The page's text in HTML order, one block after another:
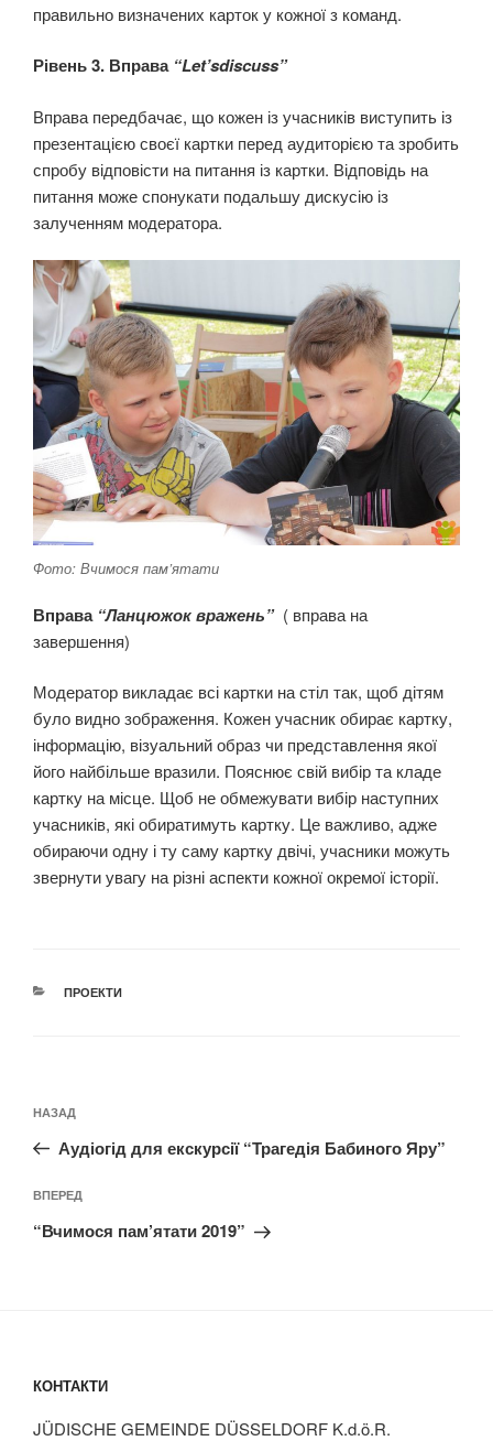
правильно визначених карток у кожної з команд.
Рівень 3. Вправа “Let’sdiscuss”
Вправа передбачає, що кожен із учасників виступить із
презентацією своєї картки перед аудиторією та зробить
спробу відповісти на питання із картки. Відповідь на
питання може спонукати подальшу дискусію із
залученням модератора.
Фото: Вчимося пам’ятати
Вправа “Ланцюжок вражень”( вправа на
завершення)
Модератор викладає всі картки на стіл так, щоб дітям
було видно зображення. Кожен учасник обирає картку,
інформацію, візуальний образ чи представлення якої
його найбільше вразили. Пояснює свій вибір та кладе
картку на місце. Щоб не обмежувати вибір наступних
учасників, які обиратимуть картку. Це важливо, адже
обираючи одну і ту саму картку двічі, учасники можуть
звернути увагу на різні аспекти кожної окремої історії.
КАТЕГОРІЇ
ПРОЕКТИ
записів
Попередній
запис:
НАЗАД
Аудіогід для екскурсії “Трагедія Бабиного Яру”
Наступний
запис
ВПЕРЕД
“Вчимося пам’ятати 2019”
КОНТАКТИ
JÜDISCHE GEMEINDE DÜSSELDORF K.d.ö.R.